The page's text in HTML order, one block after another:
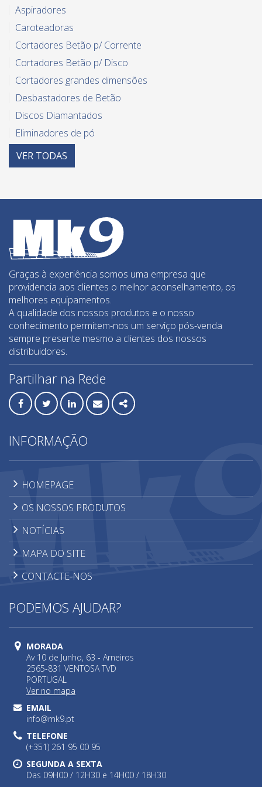
Aspiradores
Caroteadoras
Cortadores Betão p/ Corrente
Cortadores Betão p/ Disco
Cortadores grandes dimensões
Desbastadores de Betão
Discos Diamantados
Eliminadores de pó
Equipamento diverso para azulejo
Guilhotinas
Lixadeiras paredes e tetos
Máquina de Roços
Máquinas de corte elétricas
Máquinas de corte Manual
Máquinas de preparação pisos
Medição / Detectores
Misturadores
Mós de desbaste
Movimentação de azulejo
Perfilagem de topos
RLS - Niveladores azulejo
Sistemas de elevação
Sistemas de furação
VER TODAS
Graças à experiência somos uma empresa que
providencia aos clientes o melhor aconselhamento, os
melhores equipamentos.
A qualidade dos nossos produtos e o nosso
conhecimento permitem-nos um serviço pós-venda
sempre presente mesmo a clientes dos nossos
distribuidores.
Partilhar na Rede
FacebookTwitterLinkedinEmail Share
INFORMAÇÃO
HOMEPAGE
OS NOSSOS PRODUTOS
NOTÍCIAS
MAPA DO SITE
CONTACTE-NOS
PODEMOS AJUDAR?
MORADA
Av 10 de Junho, 63 - Arneiros
2565-831 VENTOSA TVD
PORTUGAL
Ver no mapa
EMAIL
info@mk9.pt
TELEFONE
(+351) 261 95 00 95
SEGUNDA A SEXTA
Das 09H00 / 12H30 e 14H00 / 18H30